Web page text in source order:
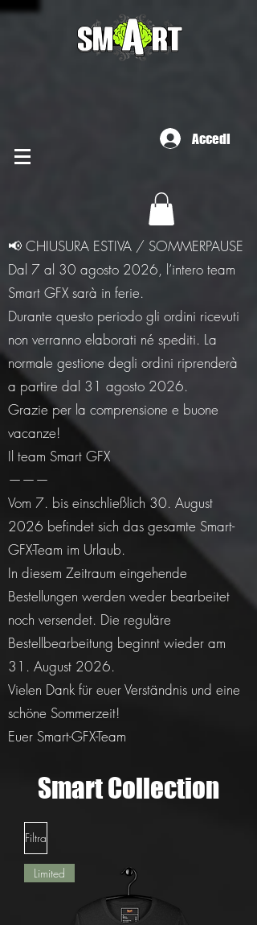
Accedi
📢 CHIUSURA ESTIVA / SOMMERPAUSE
Dal 7 al 30 agosto 2026, l’intero team
Smart GFX sarà in ferie.
Durante questo periodo gli ordini ricevuti
non verranno elaborati né spediti. La
normale gestione degli ordini riprenderà
a partire dal 31 agosto 2026.
Grazie per la comprensione e buone
vacanze!
Il team Smart GFX
———
Vom 7. bis einschließlich 30. August
2026 befindet sich das gesamte Smart-
GFX-Team im Urlaub.
In diesem Zeitraum eingehende
Bestellungen werden weder bearbeitet
noch versendet. Die reguläre
Bestellbearbeitung beginnt wieder am
31. August 2026.
Vielen Dank für euer Verständnis und eine
schöne Sommerzeit!
Euer Smart-GFX-Team
Smart Collection
Filtra
Limited